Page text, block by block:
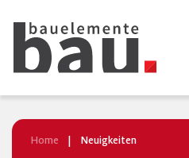
Home Neuigkeiten